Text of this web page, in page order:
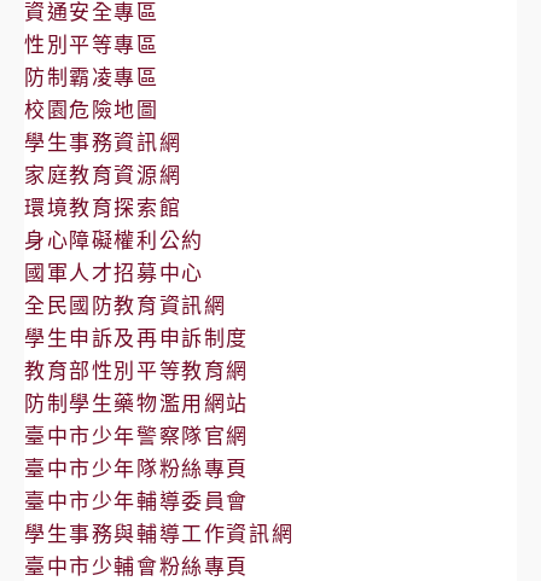
資通安全專區
性別平等專區
防制霸凌專區
校園危險地圖
學生事務資訊網
家庭教育資源網
環境教育探索館
身心障礙權利公約
國軍人才招募中心
全民國防教育資訊網
學生申訴及再申訴制度
教育部性別平等教育網
防制學生藥物濫用網站
臺中市少年警察隊官網
臺中市少年隊粉絲專頁
臺中市少年輔導委員會
學生事務與輔導工作資訊網
臺中市少輔會粉絲專頁